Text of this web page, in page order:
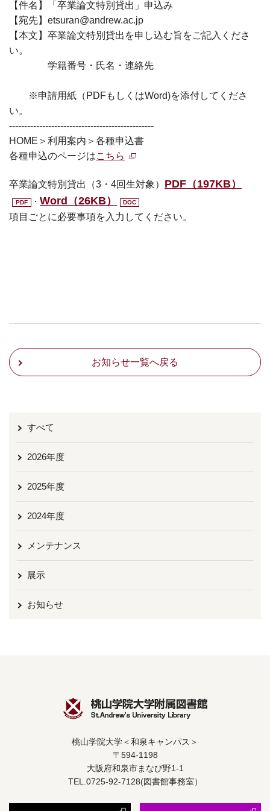
【件名】「卒業論文特別貸出」申込み
【宛先】etsuran@andrew.ac.jp
【本文】卒業論文特別貸出を申し込む旨をご記入くださ
い。
学籍番号・氏名・連絡先
※申請用紙（PDFもしくはWord)を添付してくださ
い。
------------------------------------------------
HOME＞利用案内＞各種申込書
各種申込のページはこちら
卒業論文特別貸出（3・4回生対象） PDF（197KB）
・ Word（26KB）
項目ごとに必要事項を入力してください。
お知らせ一覧へ戻る
すべて
2026年度
2025年度
2024年度
メンテナンス
展示
お知らせ
桃山学院大学＜和泉キャンパス＞
〒594-1198
大阪府和泉市まなび野1-1
TEL.0725-92-7128(図書館事務室）